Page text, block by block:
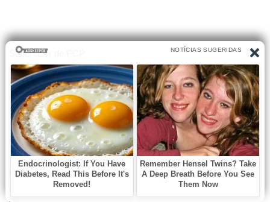
Supervisor de PCP
Requisitos:
Ensino superior completo em Engenharia ou Administração
Conhecimento em sistemas ERP com MRP e MES
Excel avançado
Interessados enviar currículo para:
oportunidades.rhelp@gmail.com
Compartilhe: